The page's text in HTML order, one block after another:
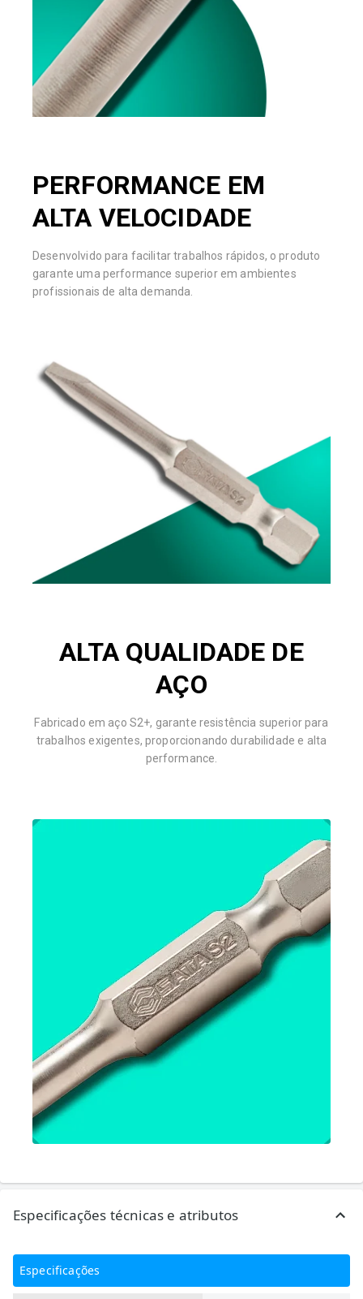
PERFORMANCE EM
ALTA VELOCIDADE
Desenvolvido para facilitar trabalhos rápidos, o produto
garante uma performance superior em ambientes
profissionais de alta demanda.
ALTA QUALIDADE DE
AÇO
Fabricado em aço S2+, garante resistência superior para
trabalhos exigentes, proporcionando durabilidade e alta
performance.
Especificações técnicas e atributos
Especificações